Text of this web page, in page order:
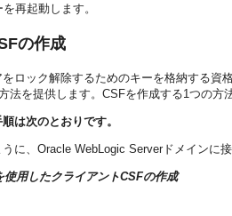
再起動します。
の作成
ロック解除するためのキーを格納する
法を提供します。CSFを作成する1つの
は次のとおりです。
に、Oracle WebLogic Serverドメインに
用したクライアントCSFの作成